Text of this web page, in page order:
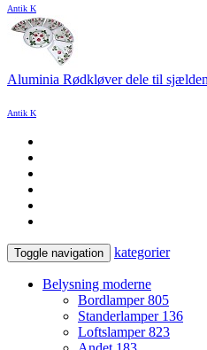
Antik K
Aluminia Rødkløver dele til
Antik K
Toggle navigation kategorier
Belysning moderne
Bordlamper805
Standerlamper 136
Loftslamper823